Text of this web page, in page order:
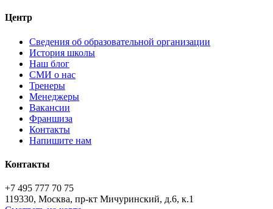
Центр
Сведения об образовательной организации
История школы
Наш блог
СМИ о нас
Тренеры
Менеджеры
Вакансии
Франшиза
Контакты
Напишите нам
Контакты
+7 495 777 70 75
119330, Москва, пр-кт Мичуринский, д.6, к.1